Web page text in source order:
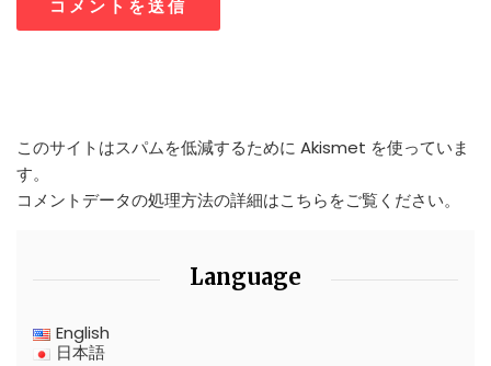
このサイトはスパムを低減するために Akismet を使っていま
す。
コメントデータの処理方法の詳細はこちらをご覧ください。
Language
English
日本語